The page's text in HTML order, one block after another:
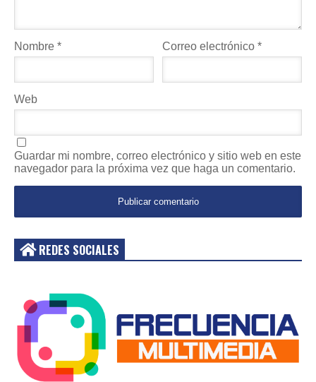
Nombre * Correo electrónico*
Web
Guardar mi nombre, correo electrónico y sitio web en este
navegador para la próxima vez que haga un comentario.
REDES SOCIALES